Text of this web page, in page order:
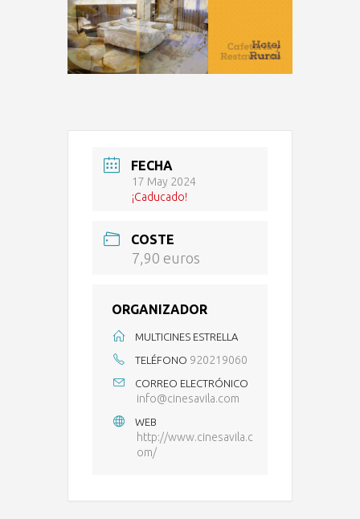
FECHA
17 May 2024
¡Caducado!
COSTE
7,90 euros
ORGANIZADOR
MULTICINES ESTRELLA
TELÉFONO 920219060
CORREO ELECTRÓNICO
info@cinesavila.com
WEB
http://www.cinesavila.c
om/